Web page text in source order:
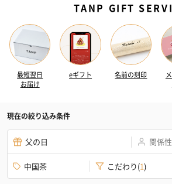
TANP GIFT
最短翌日
お届け
eギフト 名前の刻印
現在の絞り込み条件
父の日 関係性
中国茶 こだわり(1)